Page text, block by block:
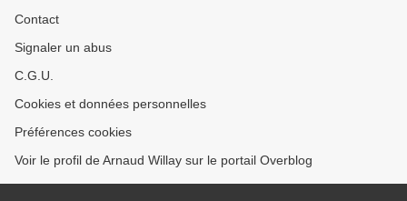
Contact
Signaler un abus
C.G.U.
Cookies et données personnelles
Préférences cookies
Voir le profil de Arnaud Willay sur le portail Overblog